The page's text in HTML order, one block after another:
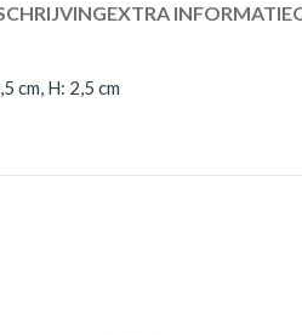
EXTRA INFORMATIE
cm, H: 2,5 cm